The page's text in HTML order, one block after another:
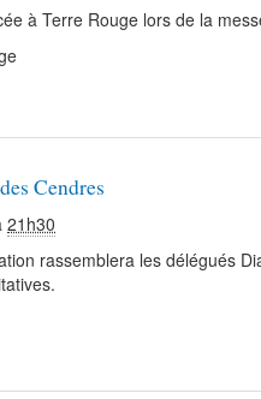
à Terre Rouge lors de la
Cendres
21h30
rassemblera les délégués